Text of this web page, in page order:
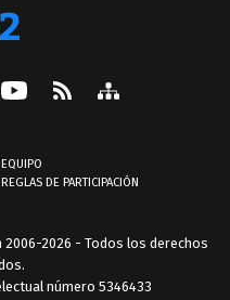
EQUIPO
REGLAS DE PARTICIPACIÓN
2006-2026 - Todos los derechos
número 5346433